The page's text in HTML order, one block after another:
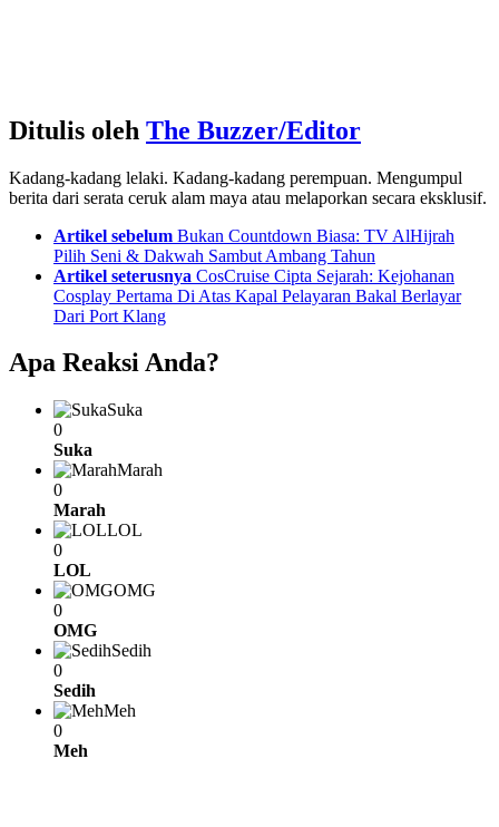
Ditulis oleh The Buzzer/Editor
Kadang-kadang lelaki. Kadang-kadang perempuan. Mengumpul
berita dari serata ceruk alam maya atau melaporkan secara eksklusif.
Artikel sebelum Bukan Countdown Biasa: TV AlHijrah
Pilih Seni & Dakwah Sambut Ambang Tahun
Artikel seterusnya CosCruise Cipta Sejarah: Kejohanan
Cosplay Pertama Di Atas Kapal Pelayaran Bakal Berlayar
Dari Port Klang
Apa Reaksi Anda?
Suka
0
Suka
Marah
0
Marah
LOL
0
LOL
OMG
0
OMG
Sedih
0
Sedih
Meh
0
Meh